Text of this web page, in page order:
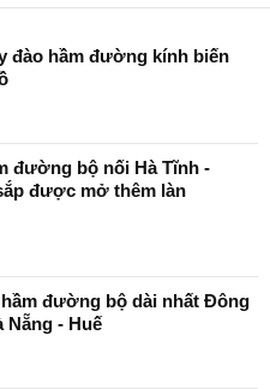
đào hầm đường kính biến
đường bộ nối Hà Tĩnh -
được mở thêm làn
đường bộ dài nhất Đông
Nẵng - Huế